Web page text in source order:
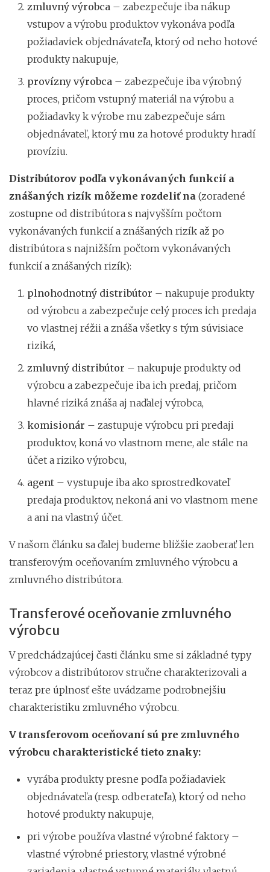
zmluvný výrobca – zabezpečuje iba nákup
vstupov a výrobu produktov vykonáva podľa
požiadaviek objednávateľa, ktorý od neho hotové
produkty nakupuje,
provízny výrobca – zabezpečuje iba výrobný
proces, pričom vstupný materiál na výrobu a
požiadavky k výrobe mu zabezpečuje sám
objednávateľ, ktorý mu za hotové produkty hradí
províziu.
Distribútorov podľa vykonávaných funkcií a
znášaných rizík môžeme rozdeliť na (zoradené
zostupne od distribútora s najvyšším počtom
vykonávaných funkcií a znášaných rizík až po
distribútora s najnižším počtom vykonávaných
funkcií a znášaných rizík):
plnohodnotný distribútor – nakupuje produkty
od výrobcu a zabezpečuje celý proces ich predaja
vo vlastnej réžii a znáša všetky s tým súvisiace
riziká,
zmluvný distribútor – nakupuje produkty od
výrobcu a zabezpečuje iba ich predaj, pričom
hlavné riziká znáša aj naďalej výrobca,
komisionár – zastupuje výrobcu pri predaji
produktov, koná vo vlastnom mene, ale stále na
účet a riziko výrobcu,
agent – vystupuje iba ako sprostredkovateľ
predaja produktov, nekoná ani vo vlastnom mene
a ani na vlastný účet.
V našom článku sa ďalej budeme bližšie zaoberať len
transferovým oceňovaním zmluvného výrobcu a
zmluvného distribútora.
Transferové oceňovanie zmluvného
výrobcu
V predchádzajúcej časti článku sme si základné typy
výrobcov a distribútorov stručne charakterizovali a
teraz pre úplnosť ešte uvádzame podrobnejšiu
charakteristiku zmluvného výrobcu.
V transferovom oceňovaní sú pre zmluvného
výrobcu charakteristické tieto znaky:
vyrába produkty presne podľa požiadaviek
objednávateľa (resp. odberateľa), ktorý od neho
hotové produkty nakupuje,
pri výrobe používa vlastné výrobné faktory –
vlastné výrobné priestory, vlastné výrobné